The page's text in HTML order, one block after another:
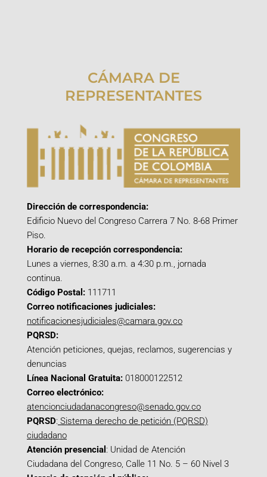
CÁMARA DE
REPRESENTANTES
Dirección de correspondencia:
Edificio Nuevo del Congreso Carrera 7 No. 8-68 Primer
Piso.
Horario de recepción correspondencia:
Lunes a viernes, 8:30 a.m. a 4:30 p.m., jornada
continua.
Código Postal: 111711
Correo notificaciones judiciales:
notificacionesjudiciales@camara.gov.co
PQRSD:
Atención peticiones, quejas, reclamos, sugerencias y
denuncias
Línea Nacional Gratuita: 018000122512
Correo electrónico:
atencionciudadanacongreso@senado.gov.co
PQRSD: Sistema derecho de petición (PQRSD)
ciudadano
Atención presencial : Unidad de Atención
Ciudadana del Congreso, Calle 11 No. 5 – 60 Nivel 3